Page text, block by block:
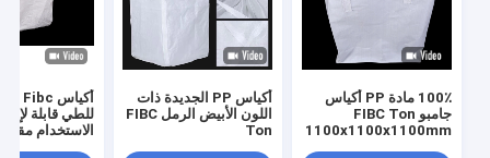
100٪ مادة PP أكياس
جامبو FIBC Ton
1100x1100x1100mm
أكياس PP الجديدة ذات
اللون الأبيض الرمل FIBC
Ton
للطي قابلة
الاستخدام